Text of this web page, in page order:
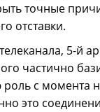
точные
отставки.
5-й
частично
с момента
это